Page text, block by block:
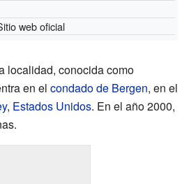
web oficial
localidad, conocida como
en el condado de Bergen, en el
, Estados Unidos. En el año 2000,